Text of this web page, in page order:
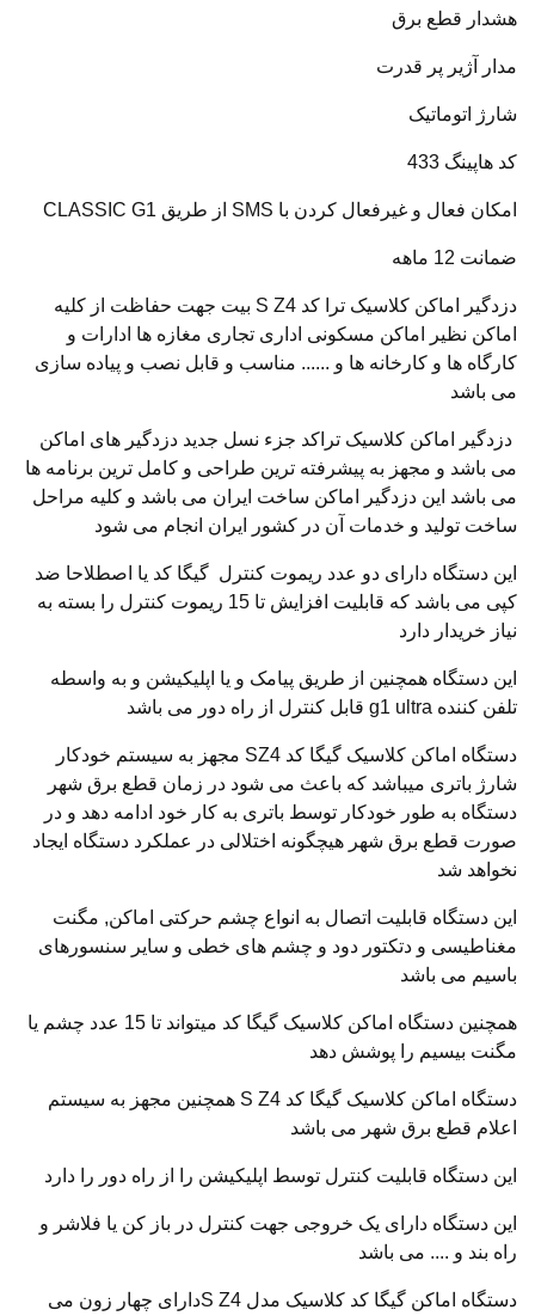
هشدار قطع برق
مدار آژیر پر قدرت
شارژ اتوماتیک
کد هاپینگ 433
امکان فعال و غیرفعال کردن با SMS از طریق CLASSIC G1
ضمانت 12 ماهه
دزدگیر اماکن کلاسیک ترا کد S Z4 بیت جهت حفاظت از کلیه
اماکن نظیر اماکن مسکونی اداری تجاری مغازه ها ادارات و
کارگاه ها و کارخانه ها و ...... مناسب و قابل نصب و پیاده سازی
می باشد
دزدگیر اماکن کلاسیک تراکد جزء نسل جدید دزدگیر های اماکن
می باشد و مجهز به پیشرفته ترین طراحی و کامل ترین برنامه ها
می باشد این دزدگیر اماکن ساخت ایران می باشد و کلیه مراحل
ساخت تولید و خدمات آن در کشور ایران انجام می شود
این دستگاه دارای دو عدد ریموت کنترل گیگا کد یا اصطلاحا ضد
کپی می باشد که قابلیت افزایش تا 15 ریموت کنترل را بسته به
نیاز خریدار دارد
این دستگاه همچنین از طریق پیامک و یا اپلیکیشن و به واسطه
تلفن کننده g1 ultra قابل کنترل از راه دور می باشد
دستگاه اماکن کلاسیک گیگا کد SZ4 مجهز به سیستم خودکار
شارژ باتری میباشد که باعث می شود در زمان قطع برق شهر
دستگاه به طور خودکار توسط باتری به کار خود ادامه دهد و در
صورت قطع برق شهر هیچگونه اختلالی در عملکرد دستگاه ایجاد
نخواهد شد
این دستگاه قابلیت اتصال به انواع چشم حرکتی اماکن, مگنت
مغناطیسی و دتکتور دود و چشم های خطی و سایر سنسورهای
باسیم می باشد
همچنین دستگاه اماکن کلاسیک گیگا کد میتواند تا 15 عدد چشم یا
مگنت بیسیم را پوشش دهد
دستگاه اماکن کلاسیک گیگا کد S Z4 همچنین مجهز به سیستم
اعلام قطع برق شهر می باشد
این دستگاه قابلیت کنترل توسط اپلیکیشن را از راه دور را دارد
این دستگاه دارای یک خروجی جهت کنترل در باز کن یا فلاشر و
راه بند و .... می باشد
دستگاه اماکن گیگا کد کلاسیک مدل S Z4دارای چهار زون می